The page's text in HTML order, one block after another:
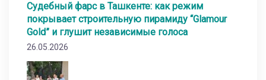
Судебный фарс в Ташкенте: как режим
покрывает строительную пирамиду “Glamour
Gold” и глушит независимые голоса
26.05.2026